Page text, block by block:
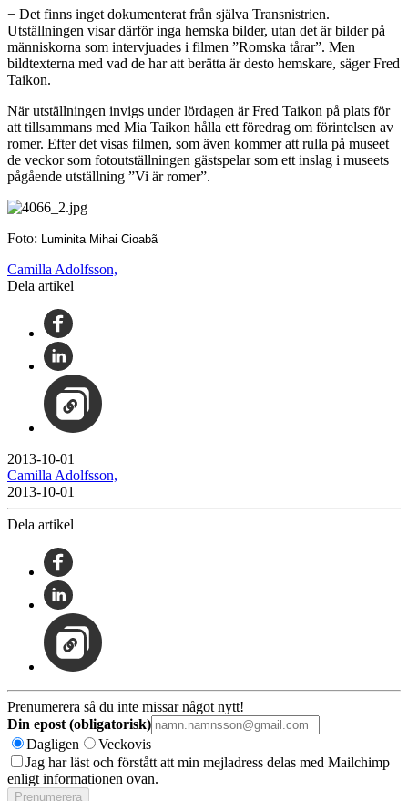
− Det finns inget dokumenterat från själva Transnistrien.
Utställningen visar därför inga hemska bilder, utan det är bilder på
människorna som intervjuades i filmen ”Romska tårar”. Men
bildtexterna med vad de har att berätta är desto hemskare, säger Fred
Taikon.
När utställningen invigs under lördagen är Fred Taikon på plats för
att tillsammans med Mia Taikon hålla ett föredrag om förintelsen av
romer. Efter det visas filmen, som även kommer att rulla på museet
de veckor som fotoutställningen gästspelar som ett inslag i museets
pågående utställning ”Vi är romer”.
Foto: Luminita Mihai Cioabã
Camilla Adolfsson,
Dela artikel
2013-10-01
Camilla Adolfsson,
2013-10-01
Dela artikel
Prenumerera så du inte missar något nytt!
Din epost (obligatorisk)
Dagligen
Veckovis
Jag har läst och förstått att min mejladress delas med Mailchimp
enligt informationen ovan.